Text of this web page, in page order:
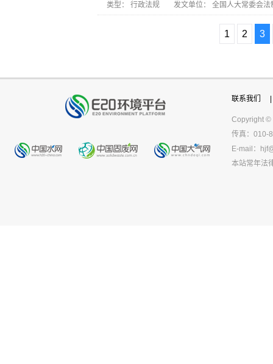
类型： 行政法规 发文单位： 全国人大常委会法
1 2 3
联系我们
Copyright ©
传真：010-
E-mail：
本站常年法